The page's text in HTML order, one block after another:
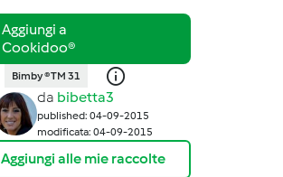
Bimby ® TM 31
da bibetta3
published: 04-09-2015
modificata: 04-09-2015
Aggiungi alle mie raccolte